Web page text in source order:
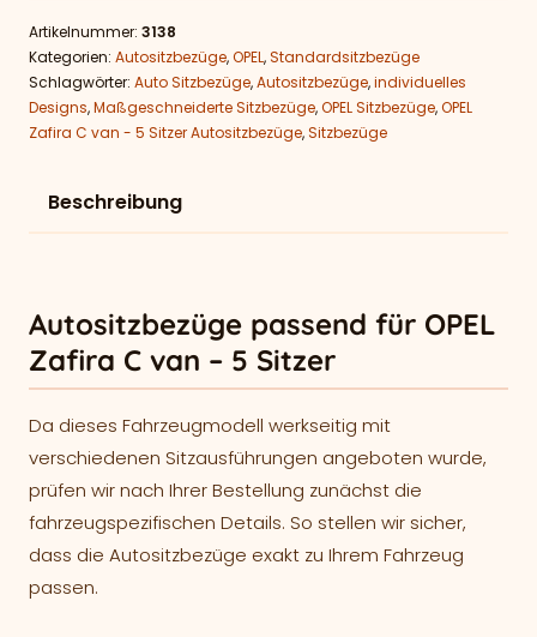
Artikelnummer: 3138
Kategorien: Autositzbezüge,OPEL,Standardsitzbezüge
Schlagwörter: Auto Sitzbezüge,Autositzbezüge,individuelles
Designs,Maßgeschneiderte Sitzbezüge,OPEL Sitzbezüge,OPEL
Zafira C van - 5 Sitzer Autositzbezüge,Sitzbezüge
Beschreibung
Autositzbezüge passend für OPEL
Zafira C van – 5 Sitzer
Da dieses Fahrzeugmodell werkseitig mit
verschiedenen Sitzausführungen angeboten wurde,
prüfen wir nach Ihrer Bestellung zunächst die
fahrzeugspezifischen Details. So stellen wir sicher,
dass die Autositzbezüge exakt zu Ihrem Fahrzeug
passen.